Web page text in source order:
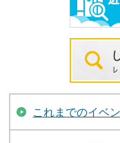
これまでのイベ